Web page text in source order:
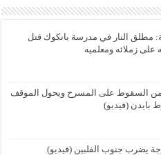
مطلق النار في مدرسة بانكوك قتل
على زملائه ومعلميه
من السقوط على المسرح ويحول الموقف
بايدن (فيديو)